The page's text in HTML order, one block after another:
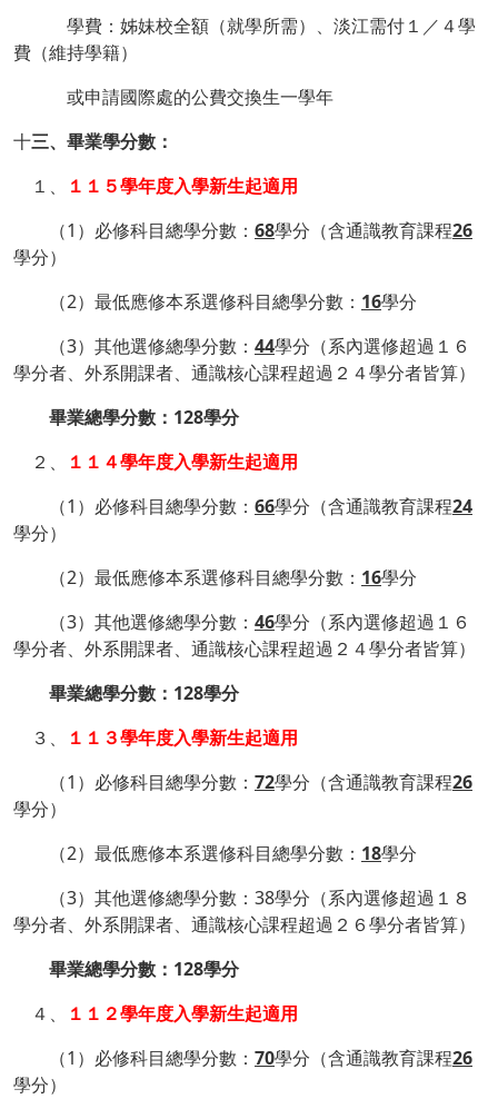
學費：姊妹校全額（就學所需）、淡江需付１／４學
費（維持學籍）
或申請國際處的公費交換生一學年
十三、畢業學分數：
１、
１１５學年度入學新生起適用
（1）必修科目總學分數： 68學分（含通識教育課程26
學分）
（2）最低應修本系選修科目總學分數： 16學分
（3）其他選修總學分數： 44學分（系內選修超過１６
學分者、外系開課者、通識核心課程超過２４學分者皆算）
畢業總學分數：128學分
２、
１１４學年度入學新生起適用
（1）必修科目總學分數： 66學分（含通識教育課程24
學分）
（2）最低應修本系選修科目總學分數： 16學分
（3）其他選修總學分數： 46學分（系內選修超過１６
學分者、外系開課者、通識核心課程超過２４學分者皆算）
畢業總學分數：128學分
３、
１１３學年度入學新生起適用
（1）必修科目總學分數： 72學分（含通識教育課程26
學分）
（2）最低應修本系選修科目總學分數： 18學分
（3）其他選修總學分數：38學分（系內選修超過１８
學分者、外系開課者、通識核心課程超過２６學分者皆算）
畢業總學分數：128學分
４、
１１２學年度入學新生起適用
（1）必修科目總學分數： 70學分（含通識教育課程26
學分）